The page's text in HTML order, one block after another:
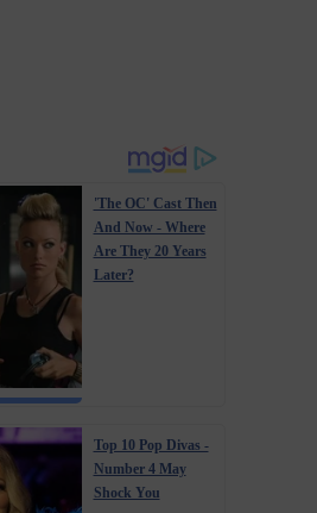
'The OC' Cast Then
And Now - Where
Are They 20 Years
Later?
Top 10 Pop Divas -
Number 4 May
Shock You